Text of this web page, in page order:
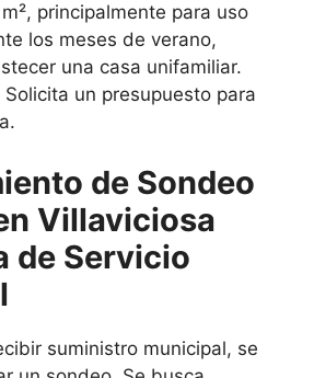
principalmente para uso
los meses de verano,
una casa unifamiliar.
Solicita un presupuesto para
de Sondeo
Villaviciosa
de Servicio
suministro municipal, se